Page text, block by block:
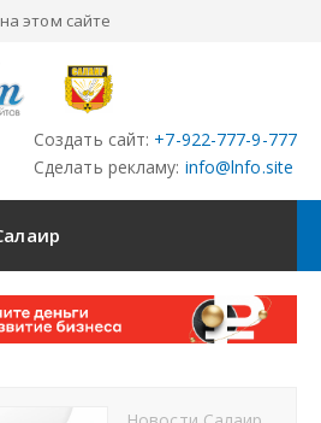
этом сайте
Создать сайт: +7-922-777-9-777
Сделать рекламу: info@lnfo.site